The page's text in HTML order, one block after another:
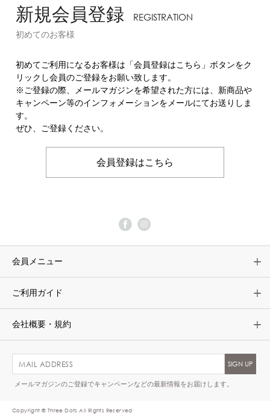
新規会員登録 REGISTRATION
初めてのお客様
初めてご利用になるお客様は「会員登録はこちら」ボタンをク
リックし会員のご登録をお願い致します。
※ご登録の際、メールマガジンを希望された方には、新商品や
キャンペーン等のインフォメーションをメールにてお送りしま
す。
ぜひ、ご登録ください。
会員登録はこちら
会員メニュー
ご利用ガイド
会社概要・規約
メールマガジンのご登録でキャンペーンなどの最新情報をお届けします。
Copyright © Three Dots All Rights Reserved